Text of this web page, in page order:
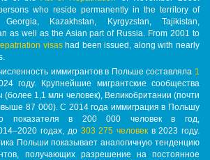
who reside permanently in the territory of
Kazakhstan, Kyrgyzstan, Tajikistan,
as well as the Asian part of Russia. From 2001 to
visashad been issued, along with nearly
иммигрантов в Польше составляла 1
году. Крупнейшие мигрантские сообщества
(более 1,1 млн человек), Великобритании (почти
87 000). С 2014 года иммиграция в Польшу
показателя в 200 000 человек в год,
годах, до 303 275 человекв 2023 году.
Польши показывает аналогичную тенденцию
получающих разрешение на постоянное